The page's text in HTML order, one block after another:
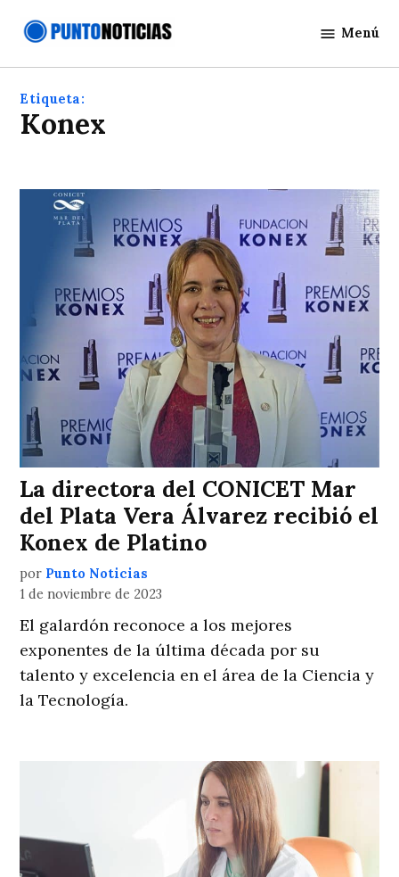
Noticias
Menú
Etiqueta:
Konex
La directora del CONICET Mar
del Plata Vera Álvarez recibió el
Konex de Platino
por Punto Noticias
1 de noviembre de 2023
El galardón reconoce a los mejores
exponentes de la última década por su
talento y excelencia en el área de la Ciencia y
la Tecnología.